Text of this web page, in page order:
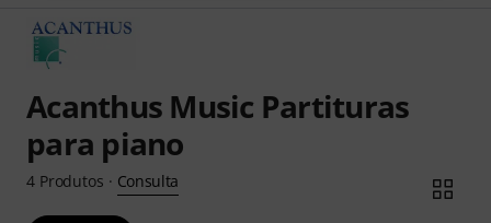
Acanthus Music Partituras
para piano
4 Produtos · Consulta